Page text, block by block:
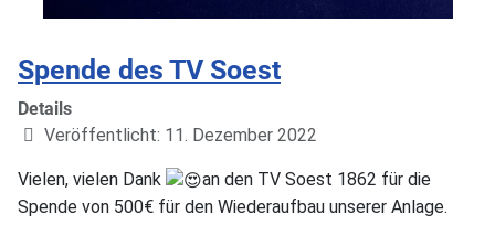
Spende des TV Soest
Details
Veröffentlicht: 11. Dezember 2022
Vielen, vielen Dank
an den TV Soest 1862 für die
Spende von 500€ für den Wiederaufbau unserer Anlage.